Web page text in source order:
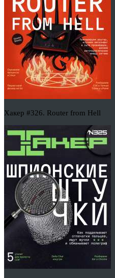
Хакер #326. Router from Hell